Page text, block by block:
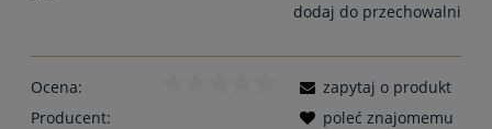
dodaj do przechowalni
Ocena:
Producent:
zapytaj o produkt
poleć znajomemu